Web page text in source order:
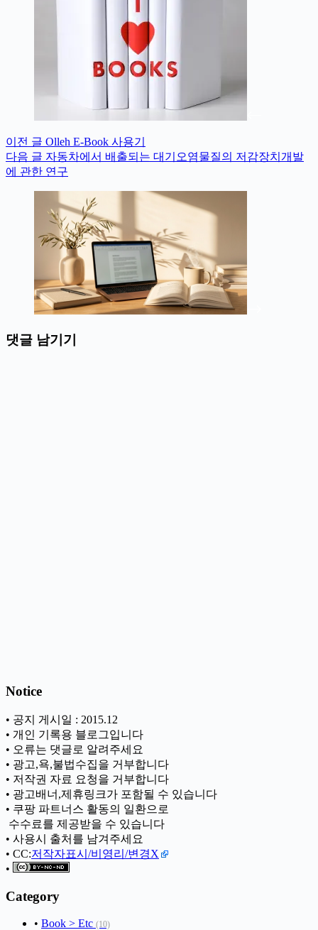
이전 글 Olleh E-Book 사용기
다음 글 자동차에서 배출되는 대기오염물질의 저감장치개발
에 관한 연구
댓글 남기기
Notice
• 공지 게시일 : 2015.12
• 개인 기록용 블로그입니다
• 오류는 댓글로 알려주세요
• 광고,욕,불법수집을 거부합니다
• 저작권 자료 요청을 거부합니다
• 광고배너,제휴링크가 포함될 수 있습니다
• 쿠팡 파트너스 활동의 일환으로
ㅤ 수수료를 제공받을 수 있습니다
• 사용시 출처를 남겨주세요
• CC:저작자표시/비영리/변경X
•
Category
• Book > Etc (10)